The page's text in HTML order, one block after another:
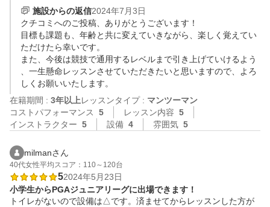
施設からの返信2024年7月3日
クチコミへのご投稿、ありがとうございます！
目標も課題も、年齢と共に変えていきながら、楽しく覚えてい
ただけたら幸いです。
また、今後は競技で通用するレベルまで引き上げていけるよう
、一生懸命レッスンさせていただきたいと思いますので、よろ
しくお願いいたします。
在籍期間 : 3年以上レッスンタイプ : マンツーマン
コストパフォーマンス
5 レッスン内容 5
インストラクター 5 設備 4 雰囲気 5
milmanさん
40代女性平均スコア：110～120台
52024年5月23日
小学生からPGAジュニアリーグに出場できます！
トイレがないので設備は△です。済ませてからレッスンした方が